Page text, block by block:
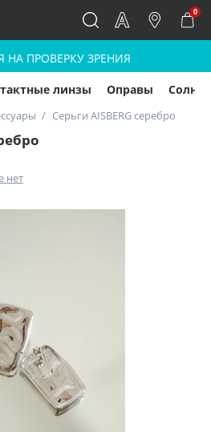
0
НА ПРОВЕРКУ ЗРЕНИЯ
линзы Оправы
Серьги AISBERG серебро
нет